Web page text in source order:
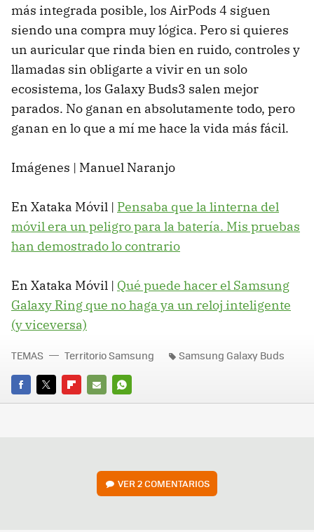
más integrada posible, los AirPods 4 siguen
siendo una compra muy lógica. Pero si quieres
un auricular que rinda bien en ruido, controles y
llamadas sin obligarte a vivir en un solo
ecosistema, los Galaxy Buds3 salen mejor
parados. No ganan en absolutamente todo, pero
ganan en lo que a mí me hace la vida más fácil.
Imágenes | Manuel Naranjo
En Xataka Móvil | Pensaba que la linterna del
móvil era un peligro para la batería. Mis pruebas
han demostrado lo contrario
En Xataka Móvil | Qué puede hacer el Samsung
Galaxy Ring que no haga ya un reloj inteligente
(y viceversa)
FACEBOOK
TWITTERFLIPBOARD
E-
WHATSAPP
TEMAS Territorio Samsung Samsung Galaxy Buds
VER2 COMENTARIOS